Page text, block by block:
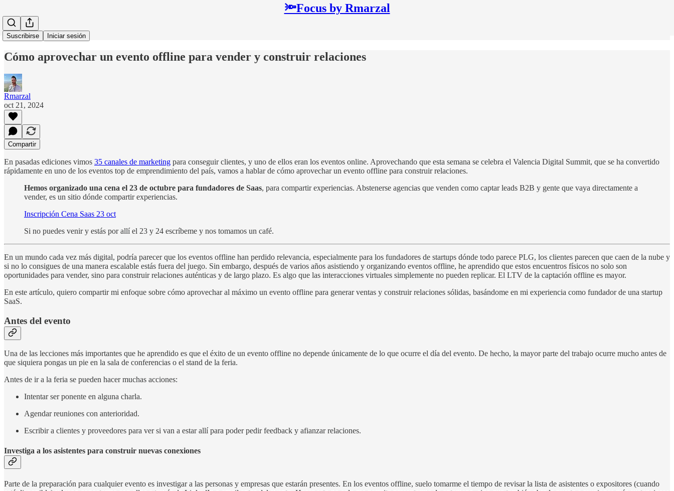
🔦Focus by Rmarzal
Suscribirse Iniciar sesión
Cómo aprovechar un evento offline para vender y construir relaciones
Rmarzal
oct 21, 2024
Compartir
En pasadas ediciones vimos 35 canales de marketing para conseguir clientes, y uno de ellos eran los eventos online. Aprovechando que esta semana se celebra el Valencia Digital Summit, que se ha convertido
rápidamente en uno de los eventos top de emprendimiento del país, vamos a hablar de cómo aprovechar un evento offline para construir relaciones.
Hemos organizado una cena el 23 de octubre para fundadores de Saas, para compartir experiencias. Abstenerse agencias que venden como captar leads B2B y gente que vaya directamente a
vender, es un sitio dónde compartir experiencias.
Inscripción Cena Saas 23 oct
Si no puedes venir y estás por allí el 23 y 24 escríbeme y nos tomamos un café.
En un mundo cada vez más digital, podría parecer que los eventos offline han perdido relevancia, especialmente para los fundadores de startups dónde todo parece PLG, los clientes parecen que caen de la nube y
si no lo consigues de una manera escalable estás fuera del juego. Sin embargo, después de varios años asistiendo y organizando eventos offline, he aprendido que estos encuentros físicos no solo son
oportunidades para vender, sino para construir relaciones auténticas y de largo plazo. Es algo que las interacciones virtuales simplemente no pueden replicar. El LTV de la captación offline es mayor.
En este artículo, quiero compartir mi enfoque sobre cómo aprovechar al máximo un evento offline para generar ventas y construir relaciones sólidas, basándome en mi experiencia como fundador de una startup
SaaS.
Antes del evento
Una de las lecciones más importantes que he aprendido es que el éxito de un evento offline no depende únicamente de lo que ocurre el día del evento. De hecho, la mayor parte del trabajo ocurre mucho antes de
que siquiera pongas un pie en la sala de conferencias o el stand de la feria.
Antes de ir a la feria se pueden hacer muchas acciones:
Intentar ser ponente en alguna charla.
Agendar reuniones con anterioridad.
Escribir a clientes y proveedores para ver si van a estar allí para poder pedir feedback y afianzar relaciones.
Investiga a los asistentes para construir nuevas conexiones
Parte de la preparación para cualquier evento es investigar a las personas y empresas que estarán presentes. En los eventos offline, suelo tomarme el tiempo de revisar la lista de asistentes o expositores (cuando